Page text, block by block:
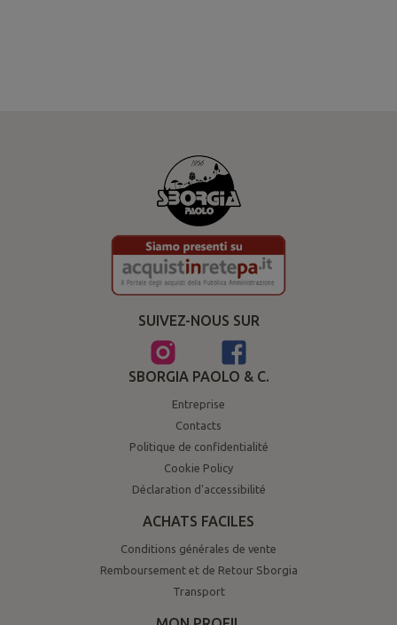
SUIVEZ-NOUS SUR
SBORGIA PAOLO & C.
Entreprise
Contacts
Politique de confidentialité
Cookie Policy
Déclaration d'accessibilité
ACHATS FACILES
Conditions générales de vente
Remboursement et de Retour Sborgia
Transport